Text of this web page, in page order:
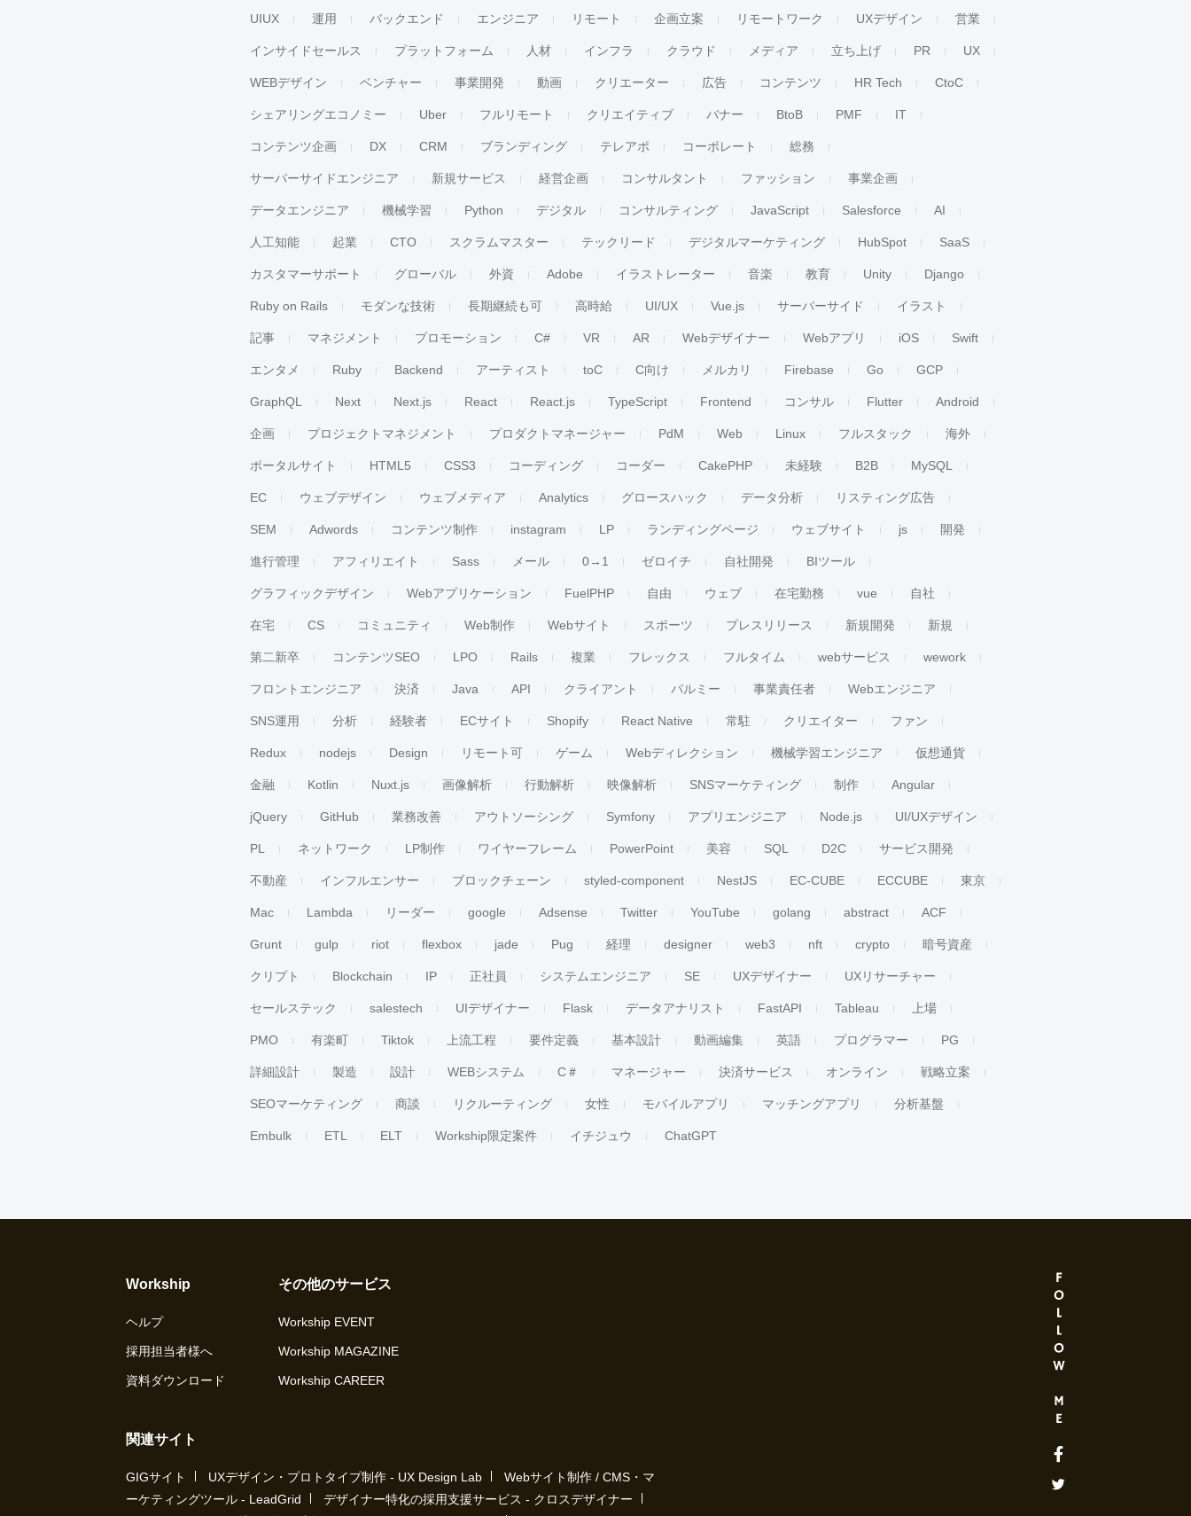
UIUX 運用 バックエンド エンジニア リモート 企画立案 リモートワーク UXデザイン 営業
インサイドセールス プラットフォーム 人材 インフラ クラウド メディア 立ち上げ PR UX
WEBデザイン ベンチャー 事業開発 動画 クリエーター 広告 コンテンツ HR Tech CtoC
シェアリングエコノミー Uber フルリモート クリエイティブ バナー BtoB PMF IT
コンテンツ企画 DX CRM ブランディング テレアポ コーポレート 総務
サーバーサイドエンジニア 新規サービス 経営企画 コンサルタント ファッション 事業企画
データエンジニア 機械学習 Python デジタル コンサルティング JavaScript Salesforce AI
人工知能 起業 CTO スクラムマスター テックリード デジタルマーケティング HubSpot SaaS
カスタマーサポート グローバル 外資 Adobe イラストレーター 音楽 教育 Unity Django
Ruby on Rails モダンな技術 長期継続も可 高時給 UI/UX Vue.js サーバーサイド イラスト
記事 マネジメント プロモーション C# VR AR Webデザイナー Webアプリ iOS Swift
エンタメ Ruby Backend アーティスト toC C向け メルカリ Firebase Go GCP
GraphQL Next Next.js React React.js TypeScript Frontend コンサル Flutter Android
企画 プロジェクトマネジメント プロダクトマネージャー PdM Web Linux フルスタック 海外
ポータルサイト HTML5 CSS3 コーディング コーダー CakePHP 未経験 B2B MySQL
EC ウェブデザイン ウェブメディア Analytics グロースハック データ分析 リスティング広告
SEM Adwords コンテンツ制作 instagram LP ランディングページ ウェブサイト js 開発
進行管理 アフィリエイト Sass メール 0→1 ゼロイチ 自社開発 BIツール
グラフィックデザイン Webアプリケーション FuelPHP 自由 ウェブ 在宅勤務 vue 自社
在宅 CS コミュニティ Web制作 Webサイト スポーツ プレスリリース 新規開発 新規
第二新卒 コンテンツSEO LPO Rails 複業 フレックス フルタイム webサービス wework
フロントエンジニア 決済 Java API クライアント パルミー 事業責任者 Webエンジニア
SNS運用 分析 経験者 ECサイト Shopify React Native 常駐 クリエイター ファン
Redux nodejs Design リモート可 ゲーム Webディレクション 機械学習エンジニア 仮想通貨
金融 Kotlin Nuxt.js 画像解析 行動解析 映像解析 SNSマーケティング 制作 Angular
jQuery GitHub 業務改善 アウトソーシング Symfony アプリエンジニア Node.js UI/UXデザイン
PL ネットワーク LP制作 ワイヤーフレーム PowerPoint 美容 SQL D2C サービス開発
不動産 インフルエンサー ブロックチェーン styled-component NestJS EC-CUBE ECCUBE 東京
Mac Lambda リーダー google Adsense Twitter YouTube golang abstract ACF
Grunt gulp riot flexbox jade Pug 経理 designer web3 nft crypto 暗号資産
クリプト Blockchain IP 正社員 システムエンジニア SE UXデザイナー UXリサーチャー
セールステック salestech UIデザイナー Flask データアナリスト FastAPI Tableau 上場
PMO 有楽町 Tiktok 上流工程 要件定義 基本設計 動画編集 英語 プログラマー PG
詳細設計 製造 設計 WEBシステム C＃ マネージャー 決済サービス オンライン 戦略立案
SEOマーケティング 商談 リクルーティング 女性 モバイルアプリ マッチングアプリ 分析基盤
Embulk ETL ELT Workship限定案件 イチジュウ ChatGPT
Workship
ヘルプ
採用担当者様へ
資料ダウンロード
その他のサービス
Workship EVENT
Workship MAGAZINE
Workship CAREER
関連サイト
GIGサイト UXデザイン・プロトタイプ制作 - UX Design Lab
Webサイト制作 / CMS・マ
ーケティングツール - LeadGrid
デザイナー特化の採用支援サービス - クロスデザイナー